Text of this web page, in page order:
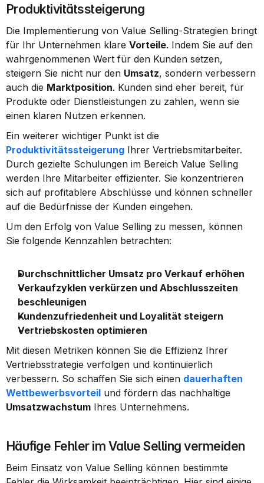
Produktivitätssteigerung
Die Implementierung von Value Selling-Strategien bringt
für Ihr Unternehmen klare Vorteile. Indem Sie auf den
wahrgenommenen Wert für den Kunden setzen,
steigern Sie nicht nur den Umsatz, sondern verbessern
auch die Marktposition. Kunden sind eher bereit, für
Produkte oder Dienstleistungen zu zahlen, wenn sie
einen klaren Nutzen erkennen.
Produktivitätssteigerung Ihrer Vertriebsmitarbeiter.
Durch gezielte Schulungen im Bereich Value Selling
werden Ihre Mitarbeiter effizienter. Sie konzentrieren
sich auf profitablere Abschlüsse und können schneller
auf die Bedürfnisse der Kunden eingehen.
Um den Erfolg von Value Selling zu messen, können
Sie folgende Kennzahlen betrachten:
Durchschnittlicher Umsatz pro Verkauf erhöhen
Verkaufzyklen verkürzen und Abschlusszeiten
beschleunigen
Kundenzufriedenheit und Loyalität steigern
Vertriebskosten optimieren
Mit diesen Metriken können Sie die Effizienz Ihrer
Vertriebsstrategie verfolgen und kontinuierlich
verbessern. So schaffen Sie sich einen dauerhaften
Wettbewerbsvorteil
Umsatzwachstum Ihres Unternehmens.
Häufige Fehler im Value Selling vermeiden
Beim Einsatz von Value Selling können bestimmte